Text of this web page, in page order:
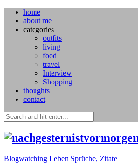
home
about me
categories
outfits
living
food
travel
Interview
Shopping
thoughts
contact
Blogwatching Leben Sprüche, Zitate